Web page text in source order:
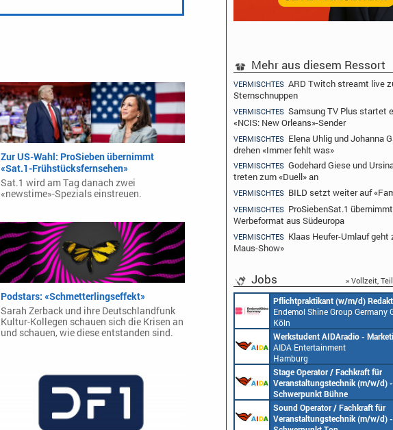
Zur US-Wahl: ProSieben übernimmt
«Sat.1-Frühstücksfernsehen»
Sat.1 wird am Tag danach zwei
«newstime»-Spezials einstreuen.
Podstars: «Schmetterlingseffekt»
Sarah Zerback und ihre Deutschlandfunk
Kultur-Kollegen schauen sich die Krisen an
und schauen, wie diese entstanden sind.
Mehr aus diesem Ressort
VERMISCHTES ARD Twitch streamt live
Sternschnuppen
VERMISCHTES Samsung TV Plus startet
«NCIS: New Orleans»-Sender
VERMISCHTES Elena Uhlig und Johanna
drehen «Immer fehlt was»
VERMISCHTES Godehard Giese und
treten zum «Duell» an
VERMISCHTES BILD setzt weiter auf
VERMISCHTES ProSiebenSat.1
Werbeformat aus Südeuropa
VERMISCHTES Klaas Heufer-Umlauf geht
Maus-Show»
Jobs » Vollzeit,
Pflichtpraktikant (w/m/d)
Endemol Shine Group Germany
Köln
Werkstudent AIDAradio -
AIDA Entertainment
Hamburg
Stage Operator / Fachkraft für
Veranstaltungstechnik (m/w/d) -
Schwerpunkt Bühne
AIDA Entertainment
an Bord unserer Schiffe
Sound Operator / Fachkraft für
Veranstaltungstechnik (m/w/d) -